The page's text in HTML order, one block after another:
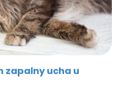
zapalny ucha u